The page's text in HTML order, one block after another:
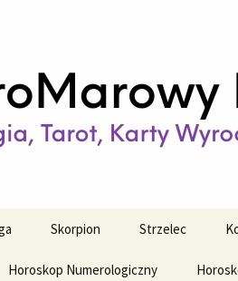
Skorpion Strzelec
Horoskop Numerologiczny